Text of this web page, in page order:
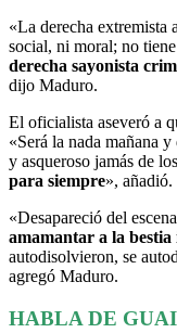
«La derecha
social, ni moral; no
derecha sayonista
dijo Maduro.
El oficialista aseveró a
«Será la nada mañana
y asqueroso jamás de
para siempre», añadió.
«Desapareció del
amamantar a la
autodisolvieron, se
agregó Maduro.
HABLA DE